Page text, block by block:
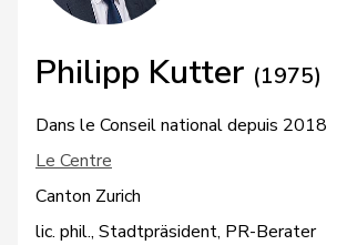
Philipp Kutter (1975)
Dans le Conseil national depuis 2018
Le Centre
Canton Zurich
lic. phil., Stadtpräsident, PR-Berater